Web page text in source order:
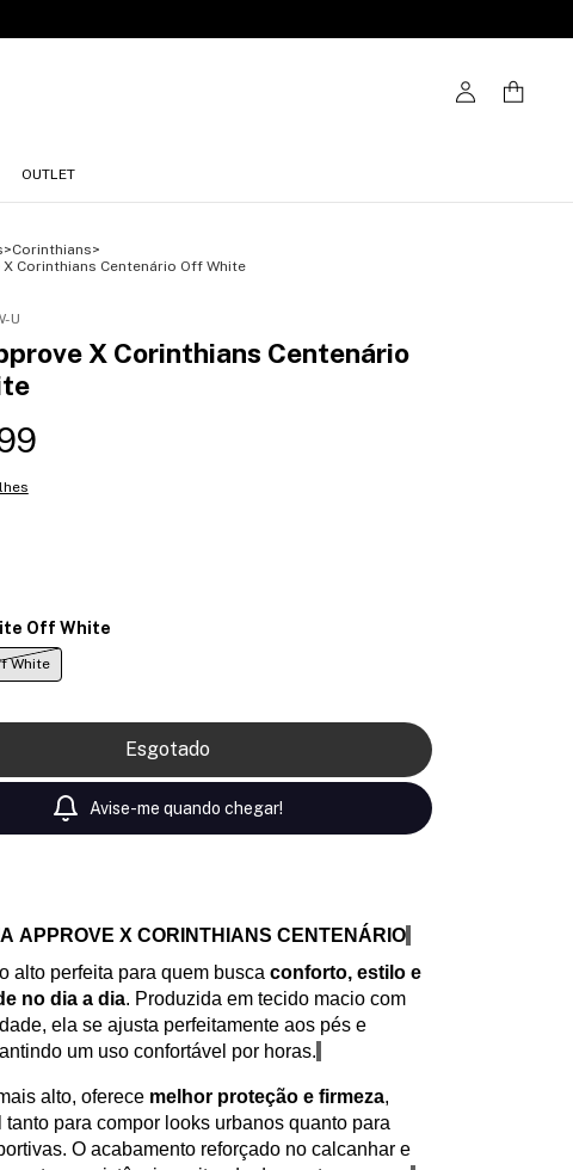
OUTLET
>Corinthians>
Corinthians Centenário Off White
U
X Corinthians Centenário
Off White
White
Avise-me quando chegar!
APPROVE X CORINTHIANS CENTENÁRIO
alto perfeita para quem busca conforto, estilo e
no dia a dia. Produzida em tecido macio com
ela se ajusta perfeitamente aos pés e
um uso confortável por horas.
alto, oferece melhor proteção e firmeza,
tanto para compor looks urbanos quanto para
O acabamento reforçado no calcanhar e